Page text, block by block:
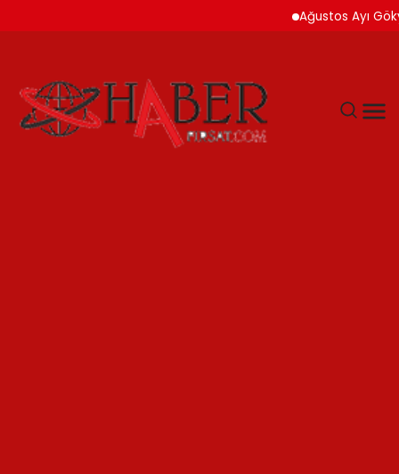
Ağustos Ayı Gökyüzü